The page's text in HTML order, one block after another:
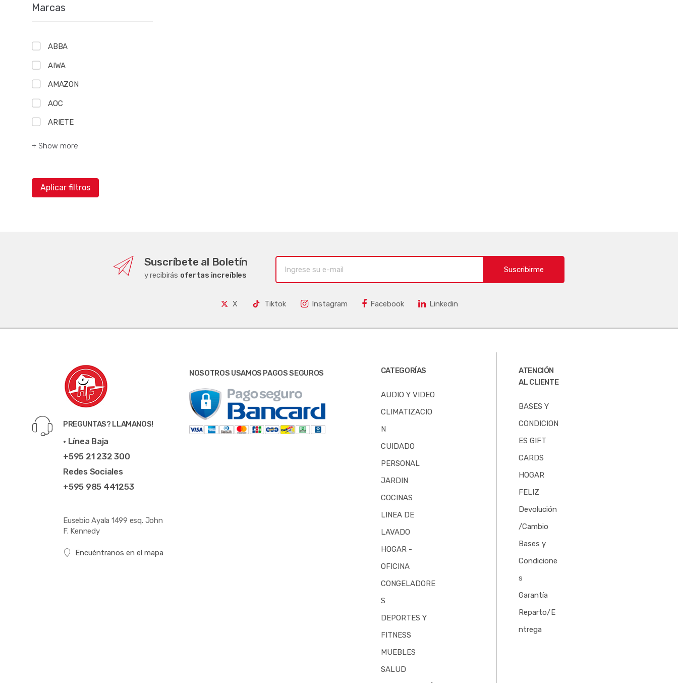
Marcas
ABBA
AIWA
AMAZON
AOC
ARIETE
+ Show more
Aplicar filtros
Suscríbete al Boletín
y recibirás ofertas increíbles
Suscribirme
X Tiktok Instagram Facebook Linkedin
PREGUNTAS? LLAMANOS!
• Línea Baja
+595 21 232 300
Redes Sociales
+595 985 441253
Eusebio Ayala 1499 esq. John
F. Kennedy
Encuéntranos en el mapa
NOSOTROS USAMOS PAGOS SEGUROS CATEGORÍAS
AUDIO Y VIDEO
CLIMATIZACIO
N
CUIDADO
PERSONAL
JARDIN
COCINAS
LINEA DE
LAVADO
HOGAR -
OFICINA
CONGELADORE
S
DEPORTES Y
FITNESS
MUEBLES
SALUD
ATENCIÓN
AL CLIENTE
BASES Y
CONDICION
ES GIFT
CARDS
HOGAR
FELIZ
Devolución
/Cambio
Bases y
Condicione
s
Garantía
Reparto/E
ntrega